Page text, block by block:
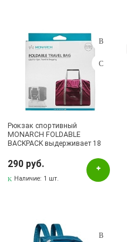
Рюкзак спортивный
MONARCH FOLDABLE
BACKPACK выдерживает 18
290 руб.
Наличие: 1 шт.